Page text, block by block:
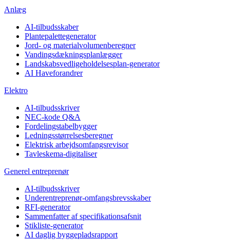
Anlæg
AI-tilbudsskaber
Plantepalettegenerator
Jord- og materialvolumenberegner
Vandingsdækningsplanlægger
Landskabsvedligeholdelsesplan-generator
AI Haveforandrer
Elektro
AI-tilbudsskriver
NEC-kode Q&A
Fordelingstabelbygger
Ledningsstørrelsesberegner
Elektrisk arbejdsomfangsrevisor
Tavleskema-digitaliser
Generel entreprenør
AI-tilbudsskriver
Underentreprenør-omfangsbrevsskaber
RFI-generator
Sammenfatter af specifikationsafsnit
Stikliste-generator
AI daglig byggepladsrapport